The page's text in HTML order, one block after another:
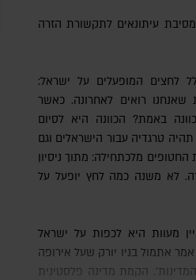
עיתונאים לתקשורת הזרה
לחצים המופעלים על ישראל:
שאנחנו רואים לאחרונה. כאשר
באמת? הכוונה היא לסיום
טרגדיה עבור הישראלים וגם
מלכתחילה: מתוך ניסיון
לא משנה כמה לחץ יופעל על
אתמול בניו יורק שעל אירופה
הקמת מדינה פלסטינית